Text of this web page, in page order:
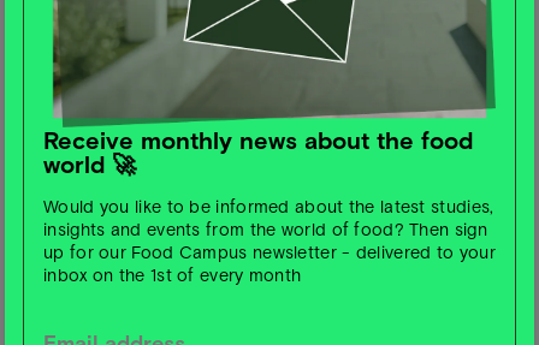
Bedeutung von technologischen Fortschritten, wie z. B.
Präzisionslandwirtschaft, um die Effizienz und
Nachhaltigkeit der Lebensmittelproduktion zu steigern.
Die Studie zeigt, wie Wissenschaft, Landwirtschaft und
Industrie gemeinsam neue Wege gehen können, damit
Ernährung Gesundheit und Planet gleichermaßen stärkt.
Was Menschen bei Ernährung wirklich bewegt –
Studie der Robert-Bosch-Stiftung
Receive monthly news about the food
world 🚀
Would you like to be informed about the latest studies,
insights and events from the world of food? Then sign
up for our Food Campus newsletter - delivered to your
inbox on the 1st of every month